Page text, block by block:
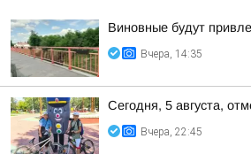
Виновные будут
Вчера, 14:35
Сегодня, 5 августа,
Вчера, 22:45